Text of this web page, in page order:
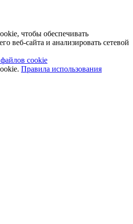
чтобы обеспечивать
веб-сайта и анализировать сетевой
cookie
Правила использования